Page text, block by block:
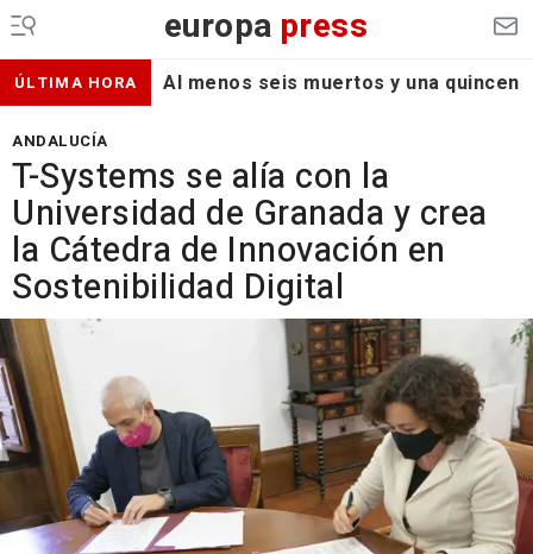
europa press
ÚLTIMA HORA Al menos seis muertos y una
ANDALUCÍA
T-Systems se alía con la
Universidad de Granada y crea
la Cátedra de Innovación en
Sostenibilidad Digital